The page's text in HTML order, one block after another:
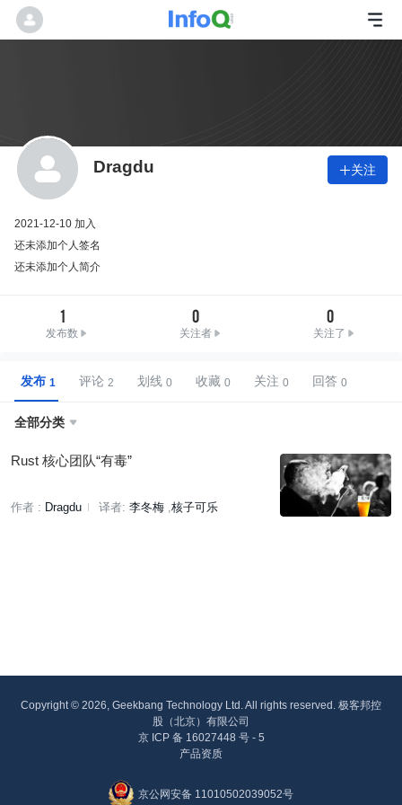
Dragdu 关注
2021-12-10 加入
还未添加个人签名
还未添加个人简介
1
发布数
0
关注者
0
关注了
发布 评论 划线 收藏 关注 回答
全部分类 
Rust 核心团队“有毒”
作者 : Dragdu 译者: 李冬梅 核子可乐
Copyright © 2026, Geekbang Technology Ltd. All rights reserved. 极客邦控
股（北京）有限公司
京 ICP 备 16027448 号 - 5
产品资质
京公网安备 11010502039052号